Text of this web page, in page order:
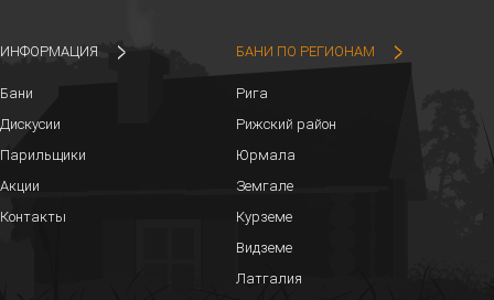
ИНФОРМАЦИЯ
Бани
Дискусии
Парильщики
Акции
Контакты
БАНИ ПО РЕГИОНАМ
Рига
Рижский район
Юрмала
Земгале
Курземе
Видземе
Латгалия